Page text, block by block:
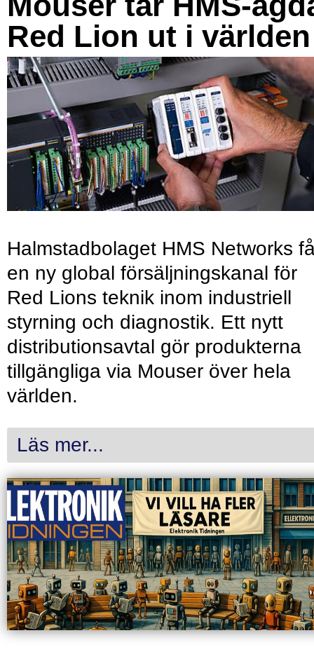
Red Lion ut i världen
Halmstadbolaget HMS Networks
en ny global försäljningskanal för
Red Lions teknik inom industriell
styrning och diagnostik. Ett nytt
distributionsavtal gör produkterna
tillgängliga via Mouser över hela
världen.
Läs mer...